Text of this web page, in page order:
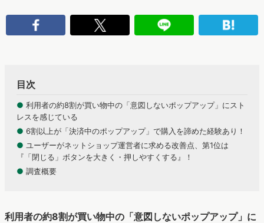
目次
● 利用者の約8割が買い物中の「意図しないポップアップ」にスト
レスを感じている
● 6割以上が「決済中のポップアップ」で購入を諦めた経験あり！
● ユーザーがネットショップ運営者に求める改善点、第1位は
『「閉じる」ボタンを大きく・押しやすくする』！
● 調査概要
利用者の約8割が買い物中の「意図しないポップアップ」に